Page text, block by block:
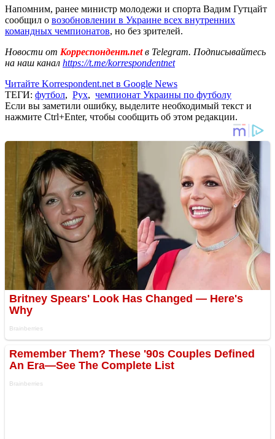
Напомним, ранее министр молодежи и спорта Вадим Гутцайт
сообщил о возобновлении в Украине всех внутренних
командных чемпионатов, но без зрителей.
Новости от Корреспондент.netв Telegram. Подписывайтесь
на наш канал https://t.me/korrespondentnet
Читайте Korrespondent.net в Google News
ТЕГИ: футбол, Рух, чемпионат Украины по футболу
Если вы заметили ошибку, выделите необходимый текст и
нажмите Ctrl+Enter, чтобы сообщить об этом редакции.